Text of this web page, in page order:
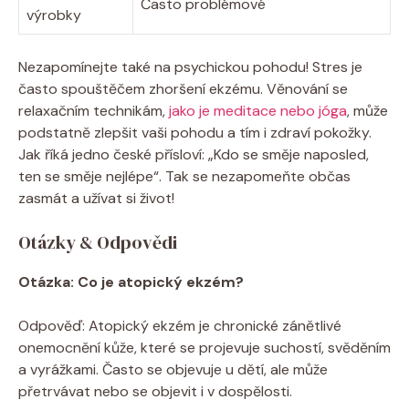
výrobky
Nezapomínejte také na psychickou pohodu! Stres je
často spouštěčem zhoršení ekzému. Věnování se
relaxačním ⁤technikám,jako je meditace ​nebo jóga, ⁤může
podstatně ⁢zlepšit vaši pohodu ⁢a tím i zdraví pokožky.
Jak ⁣říká ⁣jedno české přísloví:‍ „Kdo se směje naposled,
ten se směje nejlépe“.‌ Tak se nezapomeňte občas
zasmát a užívat ‍si život!
Otázky & Odpovědi
Otázka: ⁢Co ⁤je ‌atopický⁤ ekzém?
Odpověď: Atopický ekzém ⁣je chronické zánětlivé⁣
onemocnění kůže, které se projevuje⁢ suchostí, svěděním
a vyrážkami. Často⁤ se objevuje u dětí, ⁢ale může
přetrvávat nebo ⁢se objevit i v dospělosti.